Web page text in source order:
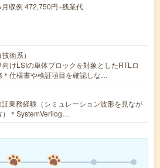
収例 472,750円+残業代
術系）
向けLSIの単体ブロックを対象としたRTLロ
＊仕様書や検証項目を確認しな…
証業務経験（シミュレーション波形を見なが
）＊SystemVerilog…